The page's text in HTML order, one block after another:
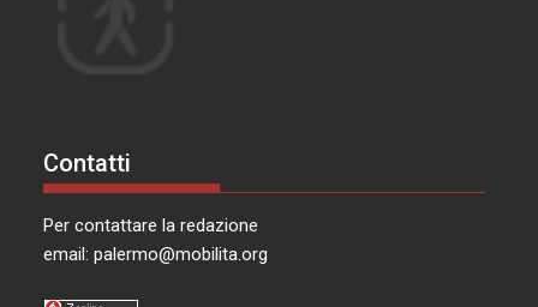
Contatti
Per contattare la redazione
email:palermo@mobilita.org